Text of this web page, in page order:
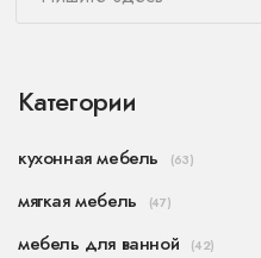
Категории
кухонная мебель (63)
мягкая мебель (47)
мебель для ванной (42)